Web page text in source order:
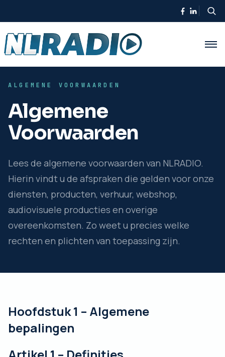
ALGEMENE VOORWAARDEN
Algemene
Voorwaarden
Lees de algemene voorwaarden van NLRADIO.
Hierin vindt u de afspraken die gelden voor onze
diensten, producten, verhuur, webshop,
audiovisuele producties en overige
overeenkomsten. Zo weet u precies welke
rechten en plichten van toepassing zijn.
Hoofdstuk 1 – Algemene
bepalingen